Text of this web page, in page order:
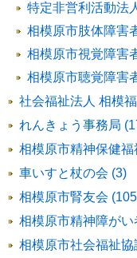
特定非営利活動法
相模原市肢体障害
相模原市視覚障害
相模原市聴覚障害
社会福祉法人 相模
れんきょう事務局
相模原市精神保健
車いすと杖の会 (3)
相模原市腎友会
相模原市精神障が
相模原市社会福祉協